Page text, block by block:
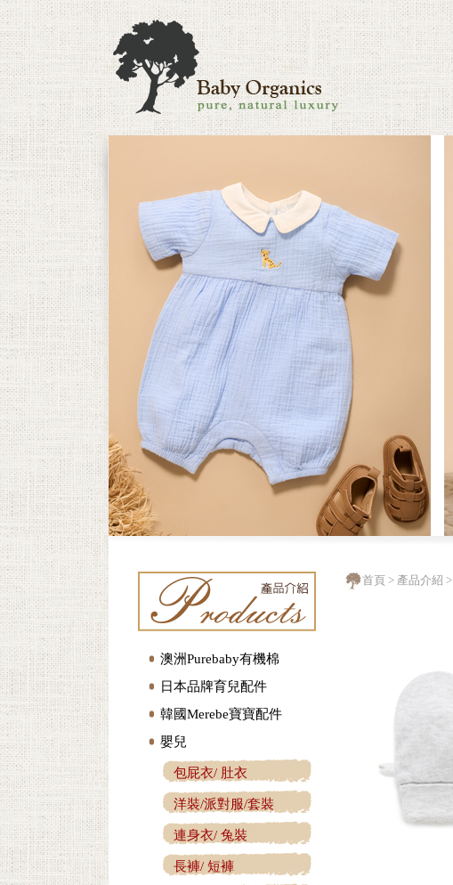
澳洲Purebaby有機棉
日本品牌育兒配件
韓國Merebe寶寶配件
嬰兒
包屁衣/ 肚衣
洋裝/派對服/套裝
連身衣/ 兔裝
長褲/ 短褲
首頁 > 產品介紹 >